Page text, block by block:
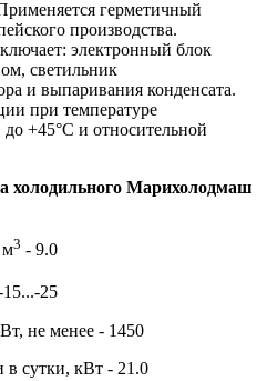
герметичный
производства.
электронный блок
светильник
и выпаривания конденсата.
при температуре
+45°С и относительной
холодильного Марихолодмаш
м3 - 9.0
25
не менее - 1450
в сутки, кВт - 21.0